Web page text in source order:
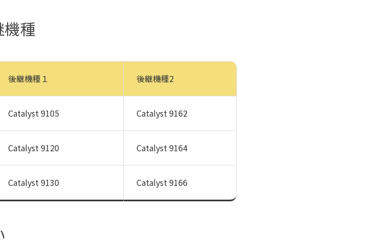
種
後継機種１ 後継機種2
Catalyst 9105 Catalyst 9162
Catalyst 9120 Catalyst 9164
Catalyst 9130 Catalyst 9166